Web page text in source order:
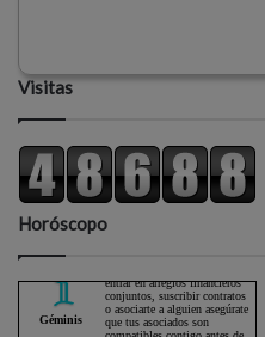
Visitas
Horóscopo